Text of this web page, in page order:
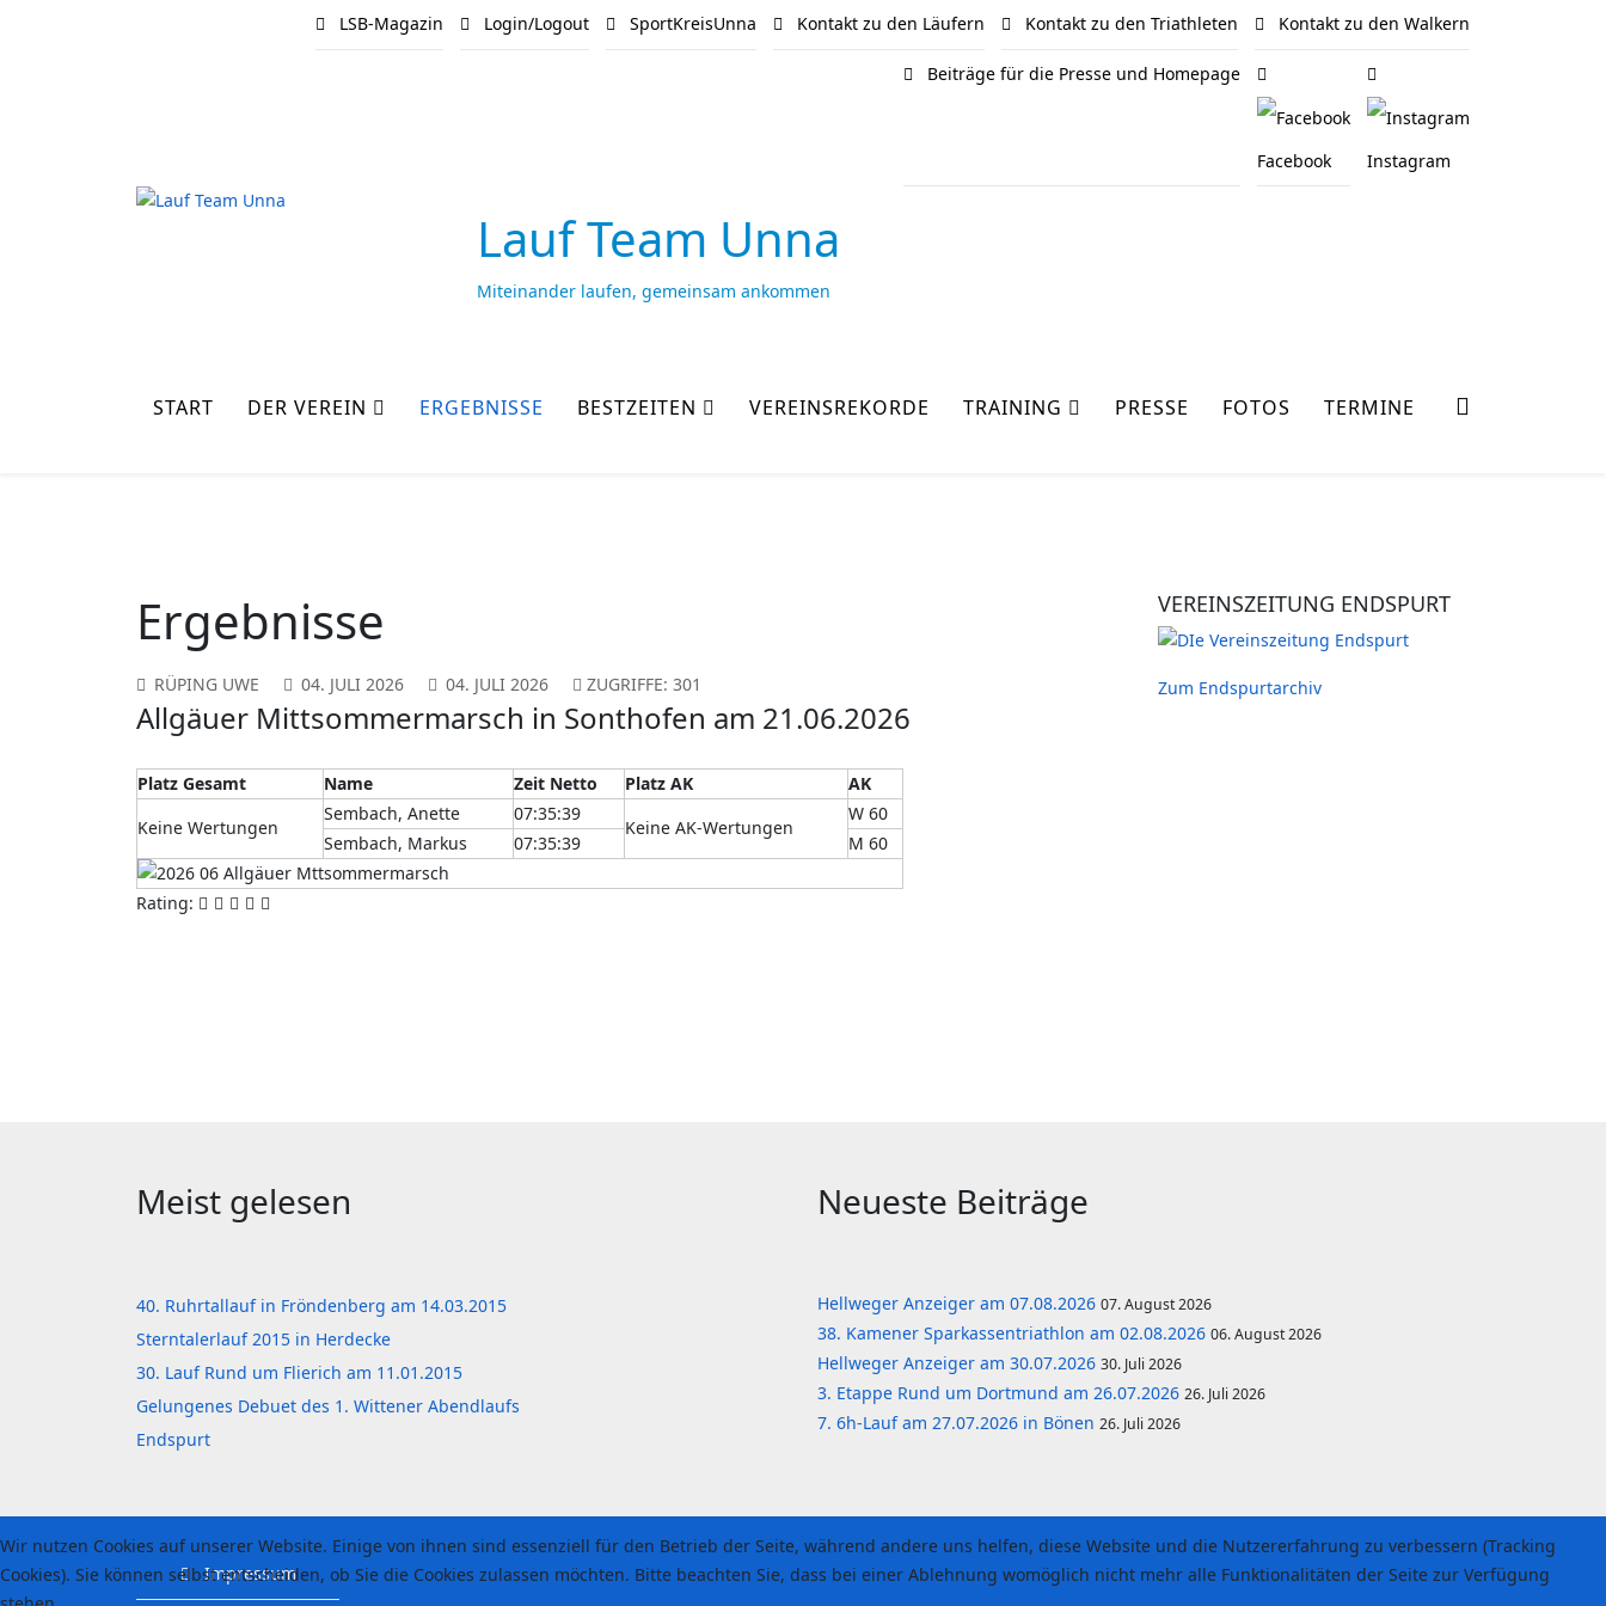
LSB-Magazin Login/Logout SportKreisUnna Kontakt zu den Läufern Kontakt zu den Triathleten Kontakt zu den Walkern
Beiträge für die Presse und Homepage
Facebook Instagram
Lauf Team Unna
Miteinander laufen, gemeinsam ankommen
START DER VEREIN ERGEBNISSE BESTZEITEN VEREINSREKORDE TRAINING PRESSE FOTOS TERMINE
Ergebnisse
RÜPING UWE 04. JULI 2026 04. JULI 2026 ZUGRIFFE: 301
Allgäuer Mittsommermarsch in Sonthofen am 21.06.2026
Platz Gesamt Name Zeit Netto Platz AK
AK
Keine Wertungen
Sembach, Anette 07:35:39
Keine AK-Wertungen
W 60
Sembach, Markus
07:35:39 M 60
Rating:
VEREINSZEITUNG ENDSPURT
Zum Endspurtarchiv
Meist gelesen
40. Ruhrtallauf in Fröndenberg am 14.03.2015
Sterntalerlauf 2015 in Herdecke
30. Lauf Rund um Flierich am 11.01.2015
Gelungenes Debuet des 1. Wittener Abendlaufs
Endspurt
Neueste Beiträge
Hellweger Anzeiger am 07.08.2026 07. August 2026
38. Kamener Sparkassentriathlon am 02.08.2026 06. August 2026
Hellweger Anzeiger am 30.07.2026 30. Juli 2026
3. Etappe Rund um Dortmund am 26.07.2026 26. Juli 2026
7. 6h-Lauf am 27.07.2026 in Bönen 26. Juli 2026
Impressum
Wir nutzen Cookies auf unserer Website. Einige von ihnen sind essenziell für den Betrieb der Seite, während andere uns helfen, diese Website und die Nutzererfahrung zu verbessern (Tracking
Cookies). Sie können selbst entscheiden, ob Sie die Cookies zulassen möchten. Bitte beachten Sie, dass bei einer Ablehnung womöglich nicht mehr alle Funktionalitäten der Seite zur Verfügung